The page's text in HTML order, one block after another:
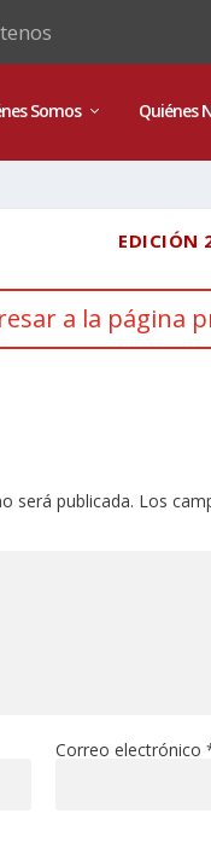
Somos Quiénes
EDICIÓN
a la página
será publicada. Los
Correo electrónico